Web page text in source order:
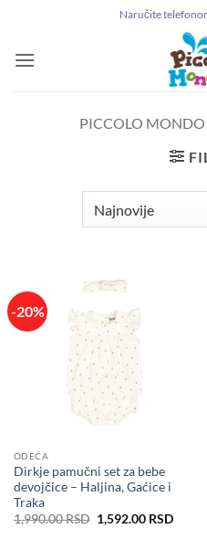
sadržaj
Naručite
PICCOLO MONDO
-20%
ODEĆA
Dirkje pamučni set za bebe
devojčice – Haljina, Gaćice i
Traka
1,990.00RSD Originalna
cena
1,592.00 RSD